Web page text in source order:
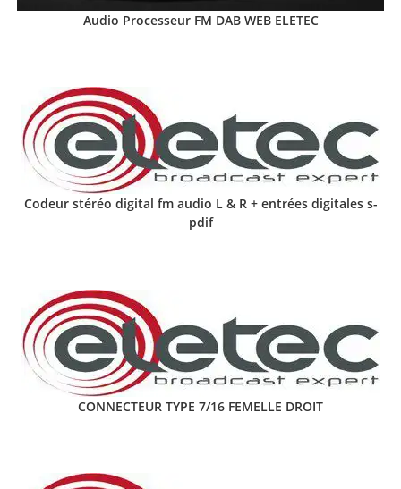
Audio Processeur FM DAB WEB ELETEC
Codeur stéréo digital fm audio L & R + entrées digitales s-
pdif
CONNECTEUR TYPE 7/16 FEMELLE DROIT